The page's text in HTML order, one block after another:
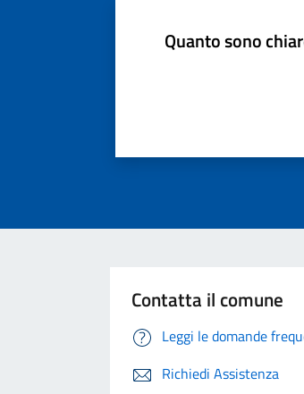
Quanto sono
Contatta il comune
Leggi le domande
Richiedi Assistenza